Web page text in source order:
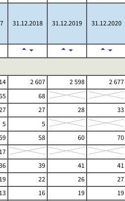
31.12.2018 31.12.2019 31.12.2020
2 607 2 598
2 677
68
27 28
33
5
5
58 60
70
17
39 41
41
19 22 26
27
13 16 19
19